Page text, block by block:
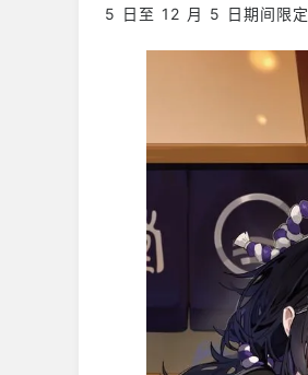
5 日至 12 月 5 日期间限